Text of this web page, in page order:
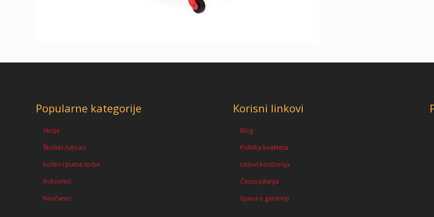
Popularne kategorije
Akcije
Školski ruksaci
Koferi i putne torbe
Rokovnici
Novčanici
Korisni linkovi
Blog
Politika kvaliteta
Uslovi korišćenja
Česta pitanja
Izjava o garanciji